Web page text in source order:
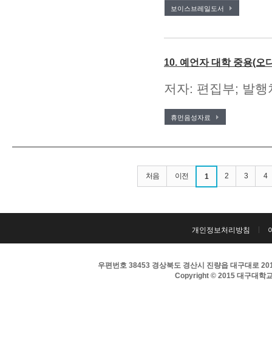
보이스브레일도서
10. 예언자 대학 중용(오
저자: 편집부; 발
휴먼음성자료
처음 이전 1 2 3 4
개인정보처리방침
우편번호 38453 경상북도 경산시 진량읍 대구대로
Copyright © 2015 대구대학